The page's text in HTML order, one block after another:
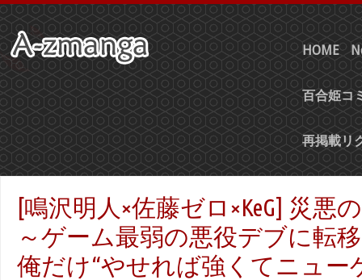
HOME
百合姫コ
再掲載リ
[鳴沢明人×佐藤ゼロ×KeG] 災悪
～ゲーム最弱の悪役デブに転
俺だけ“やせれば強くてニュー